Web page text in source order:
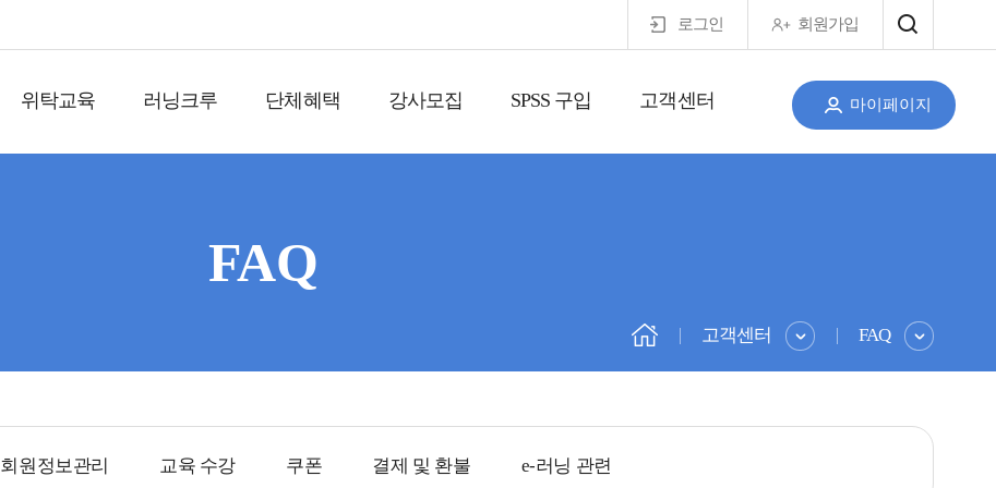
로그인 회원가입
마이페이지
위탁교육 러닝크루 단체혜택 강사모집 SPSS 구입 고객센터
FAQ
고객센터 FAQ
회원정보관리 교육 수강 쿠폰 결제 및 환불 e-러닝 관련